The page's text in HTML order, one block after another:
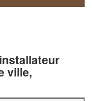
ville,